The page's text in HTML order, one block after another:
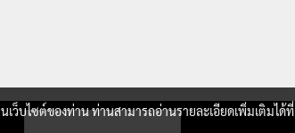
ว็บไซต์ของท่าน ท่านสามารถอ่านรายละเอียดเพิ่มเติมได้ที่